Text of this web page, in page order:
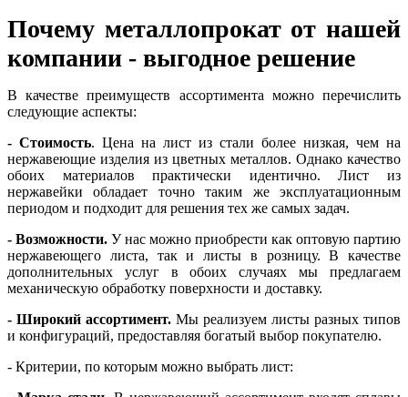
Почему металлопрокат от нашей
компании - выгодное решение
В качестве преимуществ ассортимента можно перечислить
следующие аспекты:
- Стоимость. Цена на лист из стали более низкая, чем на
нержавеющие изделия из цветных металлов. Однако качество
обоих материалов практически идентично. Лист из
нержавейки обладает точно таким же эксплуатационным
периодом и подходит для решения тех же самых задач.
- Возможности. У нас можно приобрести как оптовую партию
нержавеющего листа, так и листы в розницу. В качестве
дополнительных услуг в обоих случаях мы предлагаем
механическую обработку поверхности и доставку.
- Широкий ассортимент. Мы реализуем листы разных типов
и конфигураций, предоставляя богатый выбор покупателю.
- Критерии, по которым можно выбрать лист: